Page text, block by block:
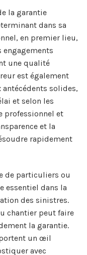
la garantie
dans sa
en premier lieu,
une qualité
est également
solides,
et selon les
professionnel et
et la
rapidement
de particuliers ou
essentiel dans la
des sinistres.
chantier peut faire
la garantie.
un œil
avec